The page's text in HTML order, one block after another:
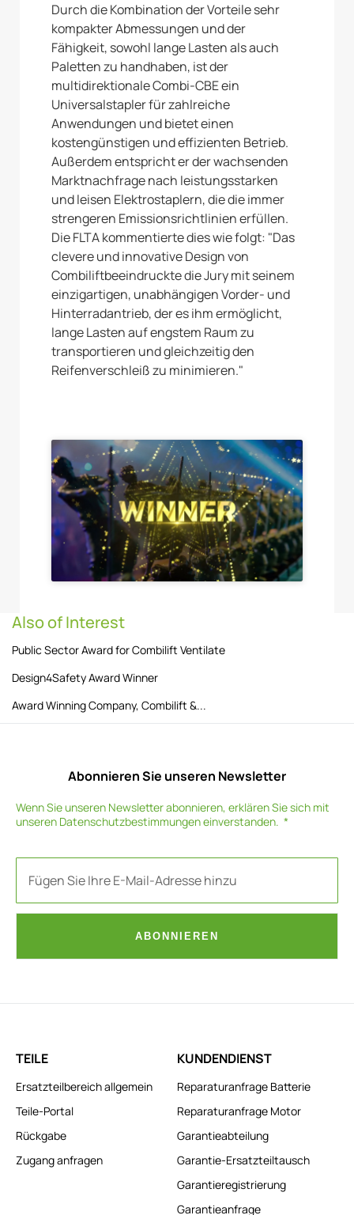
Durch die Kombination der Vorteile sehr
kompakter Abmessungen und der
Fähigkeit, sowohl lange Lasten als auch
Paletten zu handhaben, ist der
multidirektionale Combi-CBE ein
Universalstapler für zahlreiche
Anwendungen und bietet einen
kostengünstigen und effizienten Betrieb.
Außerdem entspricht er der wachsenden
Marktnachfrage nach leistungsstarken
und leisen Elektrostaplern, die die immer
strengeren Emissionsrichtlinien erfüllen.
Die FLTA kommentierte dies wie folgt: "Das
clevere und innovative Design von
Combiliftbeeindruckte die Jury mit seinem
einzigartigen, unabhängigen Vorder- und
Hinterradantrieb, der es ihm ermöglicht,
lange Lasten auf engstem Raum zu
transportieren und gleichzeitig den
Reifenverschleiß zu minimieren."
Also of Interest
Public Sector Award for Combilift Ventilate
Design4Safety Award Winner
Award Winning Company, Combilift &...
Abonnieren Sie unseren Newsletter
Wenn Sie unseren Newsletter abonnieren, erklären Sie sich mit
unseren Datenschutzbestimmungeneinverstanden.
ABONNIEREN
TEILE
Ersatzteilbereich allgemein
Teile-Portal
Rückgabe
Zugang anfragen
KUNDENDIENST
Reparaturanfrage Batterie
Reparaturanfrage Motor
Garantieabteilung
Garantie-Ersatzteiltausch
Garantieregistrierung
Garantieanfrage